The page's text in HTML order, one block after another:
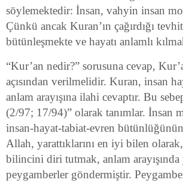
söylemektedir: İnsan, vahyin insan
Çünkü ancak Kuran’ın çağırdığı
bütünleşmekte ve hayatı anlamlı
“Kur’an nedir?” sorusuna cevap,
açısından verilmelidir. Kuran, insan
anlam arayışına ilahi cevaptır. Bu
(2/97; 17/94)” olarak tanımlar. İnsan
insan-hayat-tabiat-evren
Allah, yarattıklarını en iyi bilen
bilincini diri tutmak, anlam
peygamberler göndermiştir.